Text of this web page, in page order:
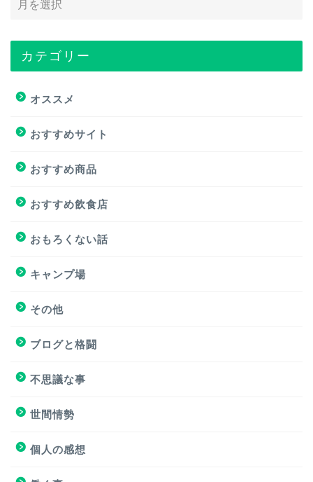
カテゴリー
オススメ
おすすめサイト
おすすめ商品
おすすめ飲食店
おもろくない話
キャンプ場
その他
ブログと格闘
不思議な事
世間情勢
個人の感想